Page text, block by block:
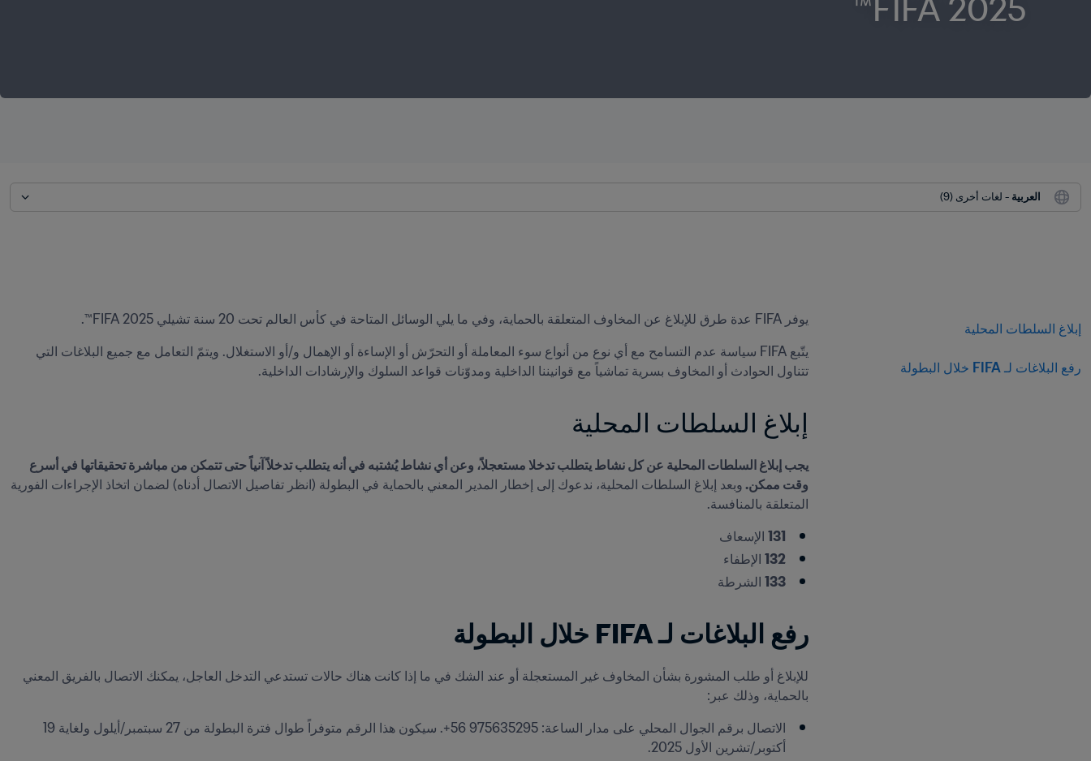
2025 FIFA™
العربية
إبلاغ السلطات المحلية
رفع البلاغات لـ FIFA خلال البطولة
يوفر FIFA عدة طرق للإبلاغ عن المخاوف المتعلقة بالحماية، وفي ما يلي الوسائل المتاحة في كأس العالم تحت 20 سنة تشيلي 2025 FIFA™.
تتناول الحوادث أو المخاوف بسرية تماشياً مع قوانيننا الداخلية ومدوّنات قواعد السلوك والإرشادات الداخلية.
إبلاغ السلطات المحلية
وقت ممكن.
المتعلقة بالمنافسة.
131 الإسعاف
132 الإطفاء
133 الشرطة
رفع البلاغات لـ FIFA خلال البطولة
بالحماية، وذلك عبر:
أكتوبر/تشرين الأول 2025.